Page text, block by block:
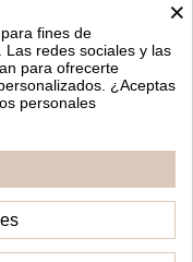
×
fines de
Las redes sociales y las
para ofrecerte
¿Aceptas
personales